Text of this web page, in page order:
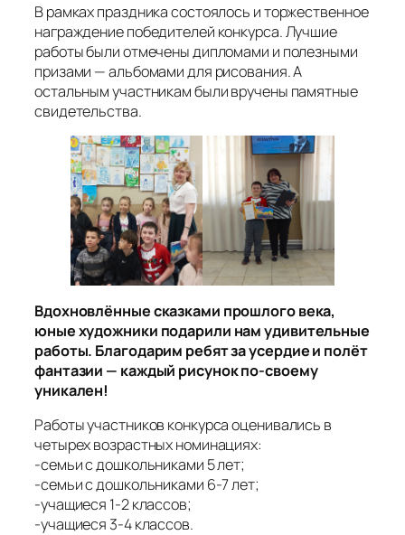
В рамках праздника состоялось и торжественное
награждение победителей конкурса. Лучшие
работы были отмечены дипломами и полезными
призами — альбомами для рисования. А
остальным участникам были вручены памятные
свидетельства.
Вдохновлённые сказками прошлого века,
юные художники подарили нам удивительные
работы. Благодарим ребят за усердие и полёт
фантазии — каждый рисунок по‑своему
уникален!
Работы участников конкурса оценивались в
четырех возрастных номинациях:
-семьи с дошкольниками 5 лет;
-семьи с дошкольниками 6-7 лет;
-учащиеся 1-2 классов;
-учащиеся 3-4 классов.